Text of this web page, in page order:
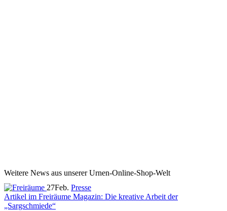
Weitere News aus unserer Urnen-Online-Shop-Welt
27Feb. Presse
Artikel im Freiräume Magazin: Die kreative Arbeit der
„Sargschmiede“